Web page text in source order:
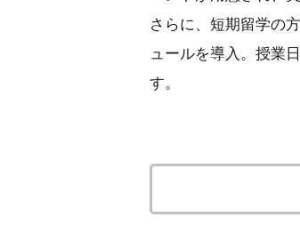
さらに、短期留学の
ュールを導入。授業
す。